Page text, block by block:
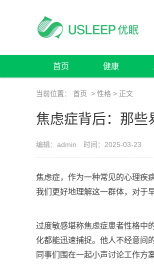
首页 健康
当前位置： 首页 > 性格 > 正文
焦虑症背后：那些
编辑：admin 时间：2025-03-23
焦虑症，作为一种常见的心理疾
我们更好地理解这一群体，对于
过度敏感堪称焦虑症患者性格中
化都能迅速捕捉。他人不经意间
同事们围在一起小声讨论工作方